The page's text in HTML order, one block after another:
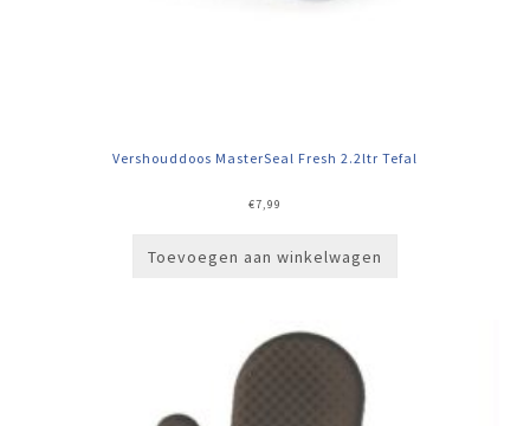
Vershouddoos MasterSeal Fresh 2.2ltr Tefal
€7,99
Toevoegen aan winkelwagen